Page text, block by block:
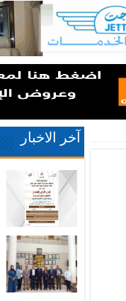
آخر الاخبار